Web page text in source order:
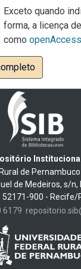
Exceto quando
forma, a licença
como openAccess
Institucional
de
de Medeiros, s/n,
52171-900 - Recife/
6179